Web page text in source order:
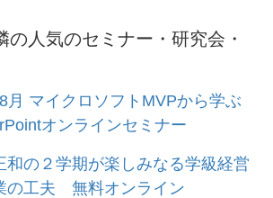
の人気のセミナー・研究会・
月 マイクロソフトMVPから学ぶ
オンラインセミナー
和の２学期が楽しみなる学級経営
の工夫 無料オンライン